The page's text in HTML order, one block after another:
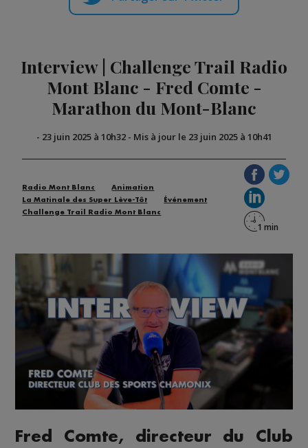
Interview | Challenge Trail Radio
Mont Blanc - Fred Comte -
Marathon du Mont-Blanc
- 23 juin 2025 à 10h32- Mis à jour le 23 juin 2025 à 10h41
Radio Mont Blanc
Animation
La Matinale des Super Lève-Tôt
Événement
Challenge Trail Radio Mont Blanc
Fred Comte, directeur du Club